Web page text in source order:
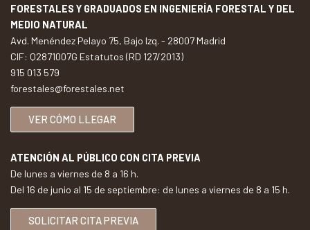
FORESTALES Y GRADUADOS EN INGENIERÍA FORESTAL Y DEL
MEDIO NATURAL
Avd. Menéndez Pelayo 75, Bajo Izq. - 28007 Madrid
CIF: Q2871007G Estatutos (RD 127/2013)
915 013 579
forestales@forestales.net
VER CÓMO LLEGAR
ATENCIÓN AL PÚBLICO CON CITA PREVIA
De lunes a viernes de 8 a 16 h.
Del 16 de junio al 15 de septiembre: de lunes a viernes de 8 a 15 h.
SOLICITAR CITA PREVIA